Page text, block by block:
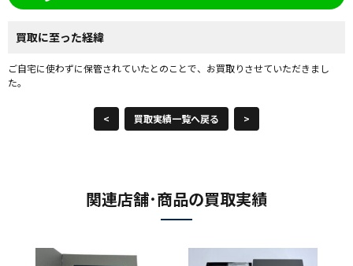
買取に至った経緯
ご自宅に使わずに保管されていたとのことで、お買取りさせていただきまし
た。
< 買取実績一覧へ戻る >
関連店舗･商品の買取実績